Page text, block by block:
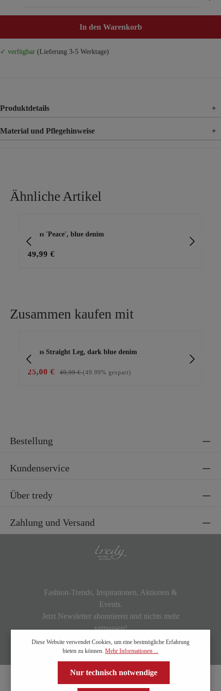
In den Warenkorb
✓ verfügbar (Lieferung 3-5 Werktage)
Produktdetails +
Material und Pflegehinweise +
Ähnliche Artikel
Jeans 'Peace', blue denim
49,99 €
Zusammen kaufen mit
Jeans Straight Leg, dark blue denim
25,00 € 49,99 €(49.99% gespart)
Bestellung
Kundenservice
Über tredy
Zahlung und Versand
Fashion-Trends, Inspirationen, Aktionen &
Events.
Jetzt Newsletter abonnieren und nichts mehr
verpassen!
Diese Website verwendet Cookies, um eine bestmögliche Erfahrung
bieten zu können. Mehr Informationen ...
Nur technisch notwendige